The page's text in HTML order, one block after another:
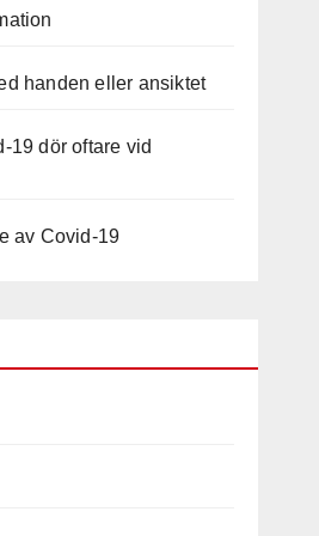
handen eller ansiktet
19 dör oftare vid
av Covid-19